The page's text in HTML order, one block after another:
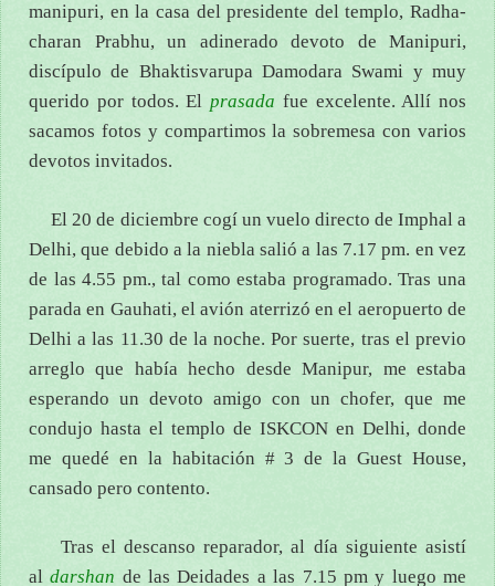
manipuri, en la casa del presidente del templo, Radha-
charan Prabhu, un adinerado devoto de Manipuri,
discípulo de Bhaktisvarupa Damodara Swami y muy
querido por todos. El prasada fue excelente. Allí nos
sacamos fotos y compartimos la sobremesa con varios
devotos invitados.
El 20 de diciembre cogí un vuelo directo de Imphal a
Delhi, que debido a la niebla salió a las 7.17 pm. en vez
de las 4.55 pm., tal como estaba programado. Tras una
parada en Gauhati, el avión aterrizó en el aeropuerto de
Delhi a las 11.30 de la noche. Por suerte, tras el previo
arreglo que había hecho desde Manipur, me estaba
esperando un devoto amigo con un chofer, que me
condujo hasta el templo de ISKCON en Delhi, donde
me quedé en la habitación # 3 de la Guest House,
cansado pero contento.
Tras el descanso reparador, al día siguiente asistí
aldarshan de las Deidades a las 7.15 pm y luego me